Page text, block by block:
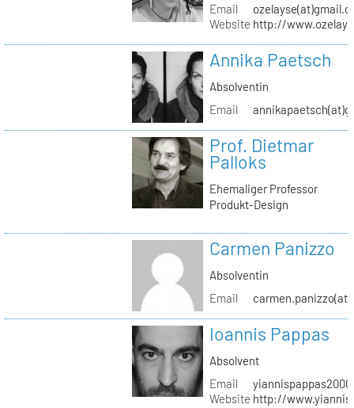
Email
Website http://
Annika Paetsch
Absolventin
Email
Prof. Dietmar
Palloks
Ehemaliger Professor
Produkt-Design
Carmen Panizzo
Absolventin
Email
Ioannis Pappas
Absolvent
Email
Website http://